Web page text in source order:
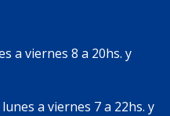
a viernes 8 a 20hs. y
lunes a viernes 7 a 22hs. y